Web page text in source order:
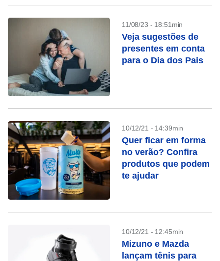
11/08/23 - 18:51min
Veja sugestões de
presentes em conta
para o Dia dos Pais
10/12/21 - 14:39min
Quer ficar em forma
no verão? Confira
produtos que podem
te ajudar
10/12/21 - 12:45min
Mizuno e Mazda
lançam tênis para